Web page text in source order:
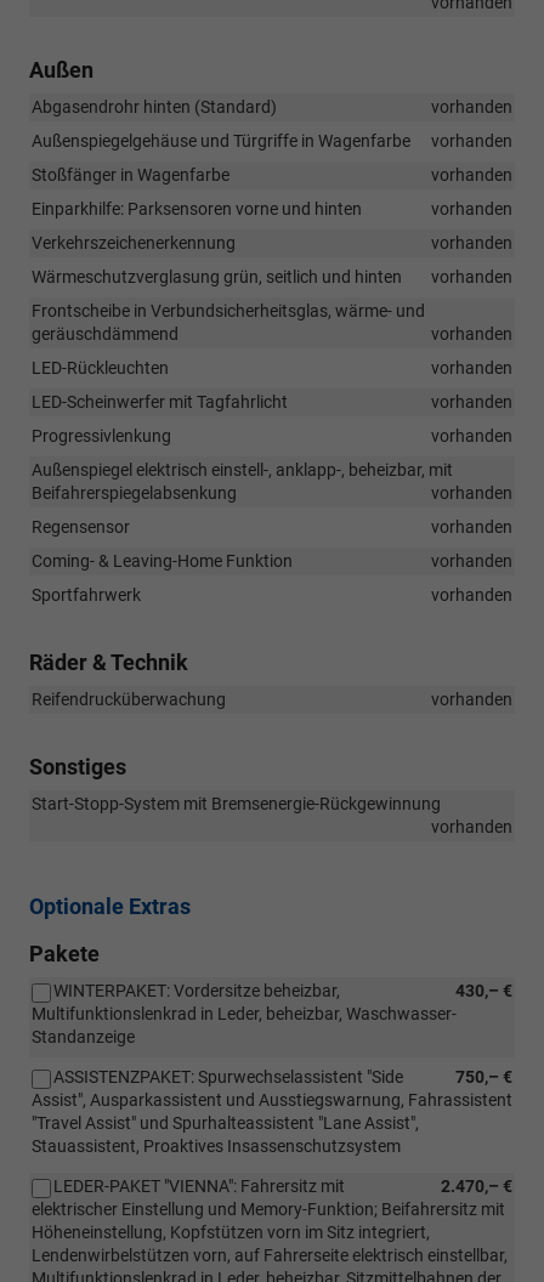
Außen
Abgasendrohr hinten (Standard)
vorhanden
Außenspiegelgehäuse und Türgriffe in Wagenfarbe
vorhanden
Stoßfänger in Wagenfarbe
vorhanden
Einparkhilfe: Parksensoren vorne und hinten
vorhanden
Verkehrszeichenerkennung
vorhanden
Wärmeschutzverglasung grün, seitlich und hinten
vorhanden
Frontscheibe in Verbundsicherheitsglas, wärme- und
geräuschdämmend
vorhanden
LED-Rückleuchten
vorhanden
LED-Scheinwerfer mit Tagfahrlicht
vorhanden
Progressivlenkung
vorhanden
Außenspiegel elektrisch einstell-, anklapp-, beheizbar, mit
Beifahrerspiegelabsenkung
vorhanden
Regensensor
vorhanden
Coming- & Leaving-Home Funktion
vorhanden
Sportfahrwerk
vorhanden
Räder & Technik
Reifendrucküberwachung vorhanden
Sonstiges
Start-Stopp-System mit Bremsenergie-Rückgewinnung
vorhanden
Optionale Extras
Pakete
430,– €
WINTERPAKET: Vordersitze beheizbar,
Multifunktionslenkrad in Leder, beheizbar, Waschwasser-
Standanzeige
750,– €
ASSISTENZPAKET: Spurwechselassistent "Side
Assist", Ausparkassistent und Ausstiegswarnung, Fahrassistent
"Travel Assist" und Spurhalteassistent "Lane Assist",
Stauassistent, Proaktives Insassenschutzsystem
2.470,– €
LEDER-PAKET "VIENNA": Fahrersitz mit
elektrischer Einstellung und Memory-Funktion; Beifahrersitz mit
Höheneinstellung, Kopfstützen vorn im Sitz integriert,
Lendenwirbelstützen vorn, auf Fahrerseite elektrisch einstellbar,
Multifunktionslenkrad in Leder, beheizbar, Sitzmittelbahnen der